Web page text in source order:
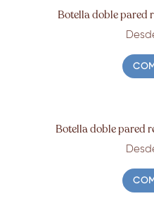
Botella doble pared
Botella doble pared